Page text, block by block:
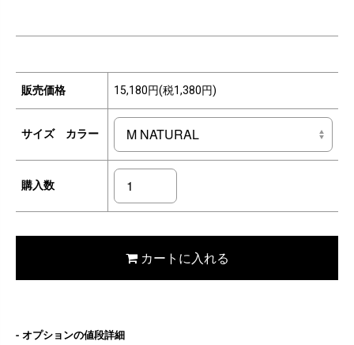
販売価格 15,180円(税1,380円)
サイズ カラー
購入数
カートに入れる
オプションの値段詳細